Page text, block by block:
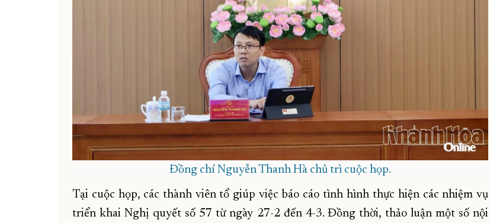
Đồng chí Nguyễn Thanh Hà chủ trì cuộc họp.
Tại cuộc họp, các thành viên tổ giúp việc báo cáo tình hình thực hiện các nhiệm vụ
triển khai Nghị quyết số 57 từ ngày 27-2 đến 4-3. Đồng thời, thảo luận một số nội